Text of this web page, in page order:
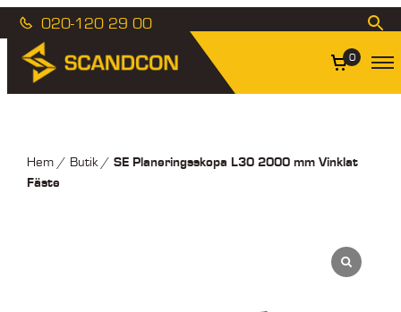
020-120 29 00
0
Hem/ Butik/ SE Planeringsskopa L30 2000 mm Vinklat
Fäste